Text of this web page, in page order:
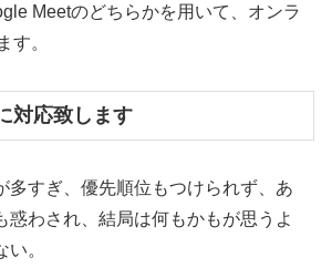
Meetのどちらかを用いて、オンラ
す。
対応致します
多すぎ、優先順位もつけられず、あ
惑わされ、結局は何もかもが思うよ
い。